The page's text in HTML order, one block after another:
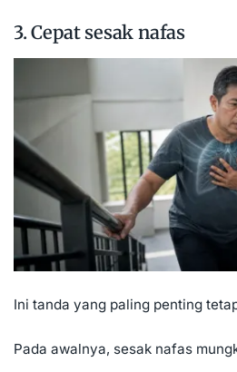
3. Cepat sesak nafas
Ini tanda yang paling penting
Pada awalnya, sesak nafas